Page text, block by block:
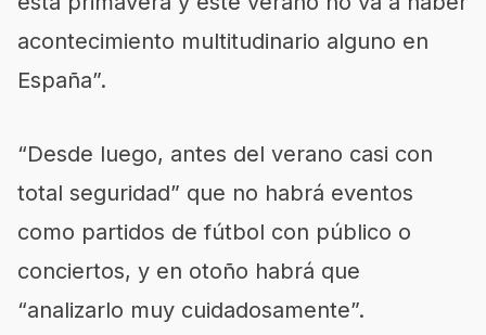
acontecimiento multitudinario alguno en
España”.
“Desde luego, antes del verano casi con
total seguridad” que no habrá eventos
como partidos de fútbol con público o
conciertos, y en otoño habrá que
“analizarlo muy cuidadosamente”.